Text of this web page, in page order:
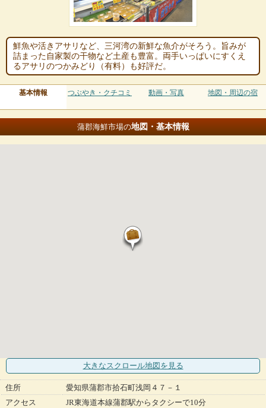
鮮魚や活きアサリなど、三河湾の新鮮な魚介がそろう。旨みが
詰まった自家製の干物など土産も豊富。両手いっぱいにすくえ
るアサリのつかみどり（有料）も好評だ。
基本情報 つぶやき・クチコミ 動画・写真 地図・周辺の宿
蒲郡海鮮市場の地図・基本情報
大きなスクロール地図 を見る
住所
愛知県蒲郡市拾石町浅岡４７－１
アクセス
JR東海道本線蒲郡駅からタクシーで10分